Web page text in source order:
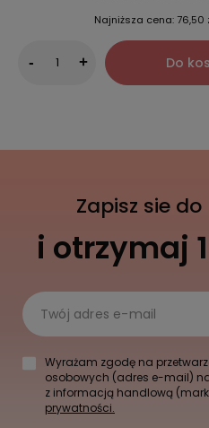
Najniższa cena: 76,50
- + Do
Zapisz sie
i otrzymaj
Twój adres e-mail
Wyrażam zgodę na
osobowych (adres e-mail)
z informacją handlową
prywatności.